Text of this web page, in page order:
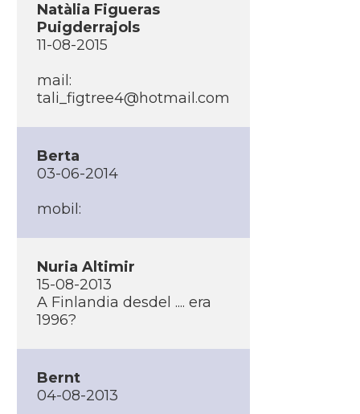
Natàlia Figueras
Puigderrajols
11-08-2015
mail:
tali_figtree4@hotmail.com
Berta
03-06-2014
mobil:
Nuria Altimir
15-08-2013
A Finlandia desdel .... era
1996?
Bernt
04-08-2013